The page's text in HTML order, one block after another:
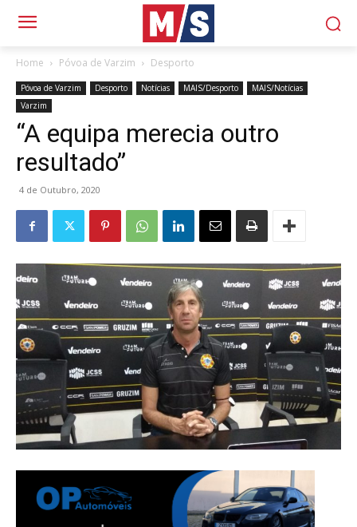
Home Póvoa de Varzim Desporto
Póvoa de Varzim Desporto Notícias MAIS/Desporto
MAIS/Notícias
Varzim
“A equipa merecia outro
resultado”
4 de Outubro, 2020